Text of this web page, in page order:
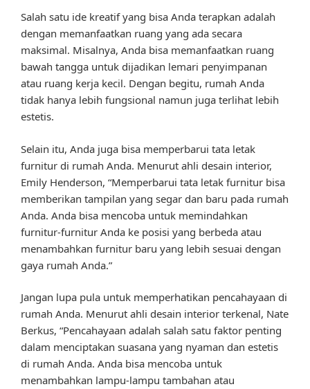
Salah satu ide kreatif yang bisa Anda terapkan adalah
dengan memanfaatkan ruang yang ada secara
maksimal. Misalnya, Anda bisa memanfaatkan ruang
bawah tangga untuk dijadikan lemari penyimpanan
atau ruang kerja kecil. Dengan begitu, rumah Anda
tidak hanya lebih fungsional namun juga terlihat lebih
estetis.
Selain itu, Anda juga bisa memperbarui tata letak
furnitur di rumah Anda. Menurut ahli desain interior,
Emily Henderson, “Memperbarui tata letak furnitur bisa
memberikan tampilan yang segar dan baru pada rumah
Anda. Anda bisa mencoba untuk memindahkan
furnitur-furnitur Anda ke posisi yang berbeda atau
menambahkan furnitur baru yang lebih sesuai dengan
gaya rumah Anda.”
Jangan lupa pula untuk memperhatikan pencahayaan di
rumah Anda. Menurut ahli desain interior terkenal, Nate
Berkus, “Pencahayaan adalah salah satu faktor penting
dalam menciptakan suasana yang nyaman dan estetis
di rumah Anda. Anda bisa mencoba untuk
menambahkan lampu-lampu tambahan atau